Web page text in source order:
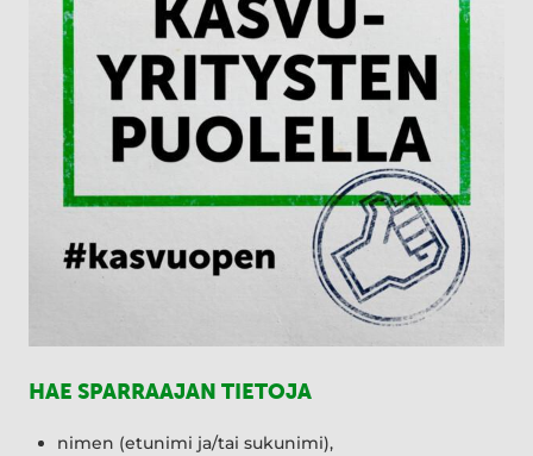
HAE SPARRAAJAN TIETOJA
nimen (etunimi ja/tai sukunimi),